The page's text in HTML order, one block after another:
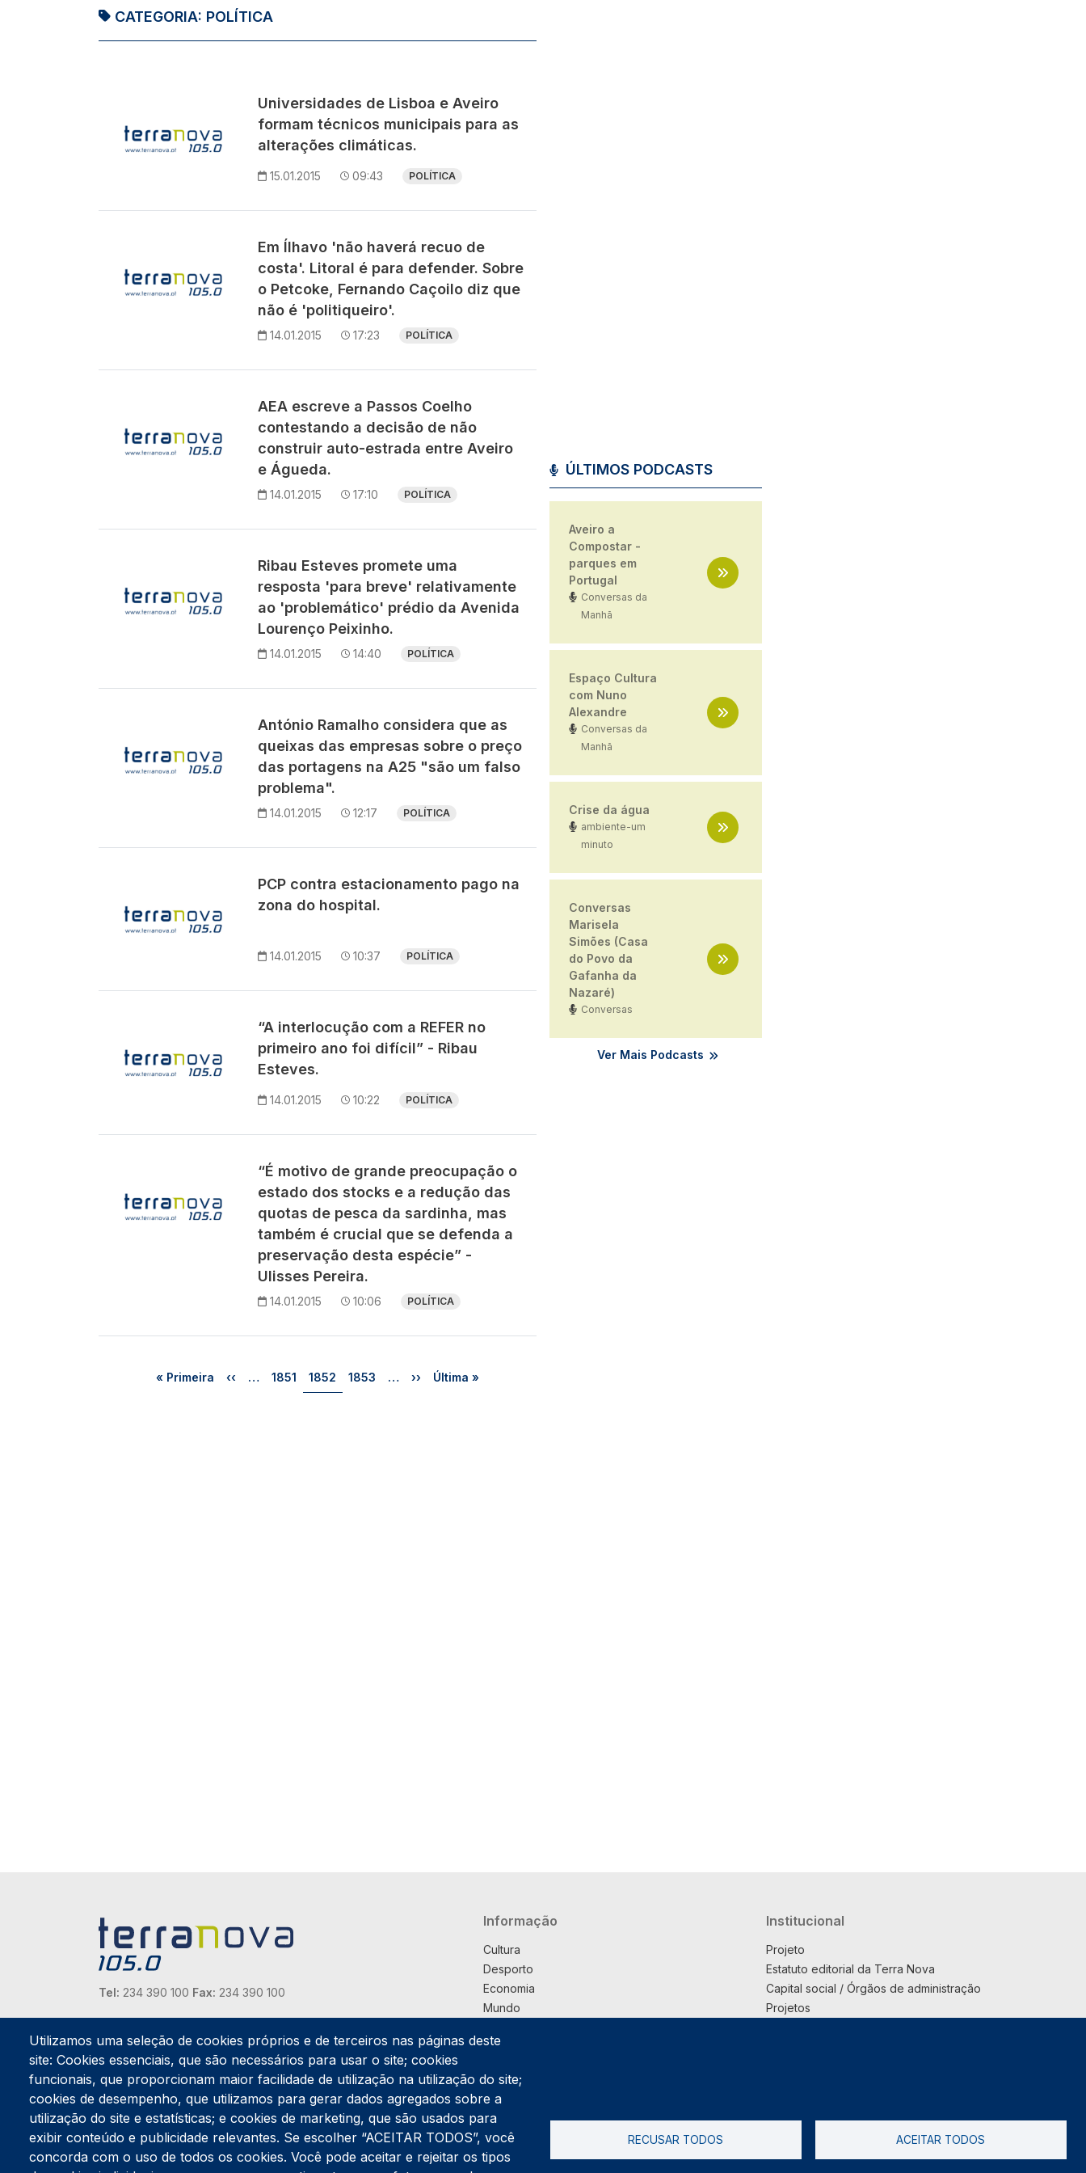
CATEGORIA: POLÍTICA
Universidades de Lisboa e Aveiro
formam técnicos municipais para as
alterações climáticas.
15.01.2015 09:43 POLÍTICA
Em Ílhavo 'não haverá recuo de
costa'. Litoral é para defender. Sobre
o Petcoke, Fernando Caçoilo diz que
não é 'politiqueiro'.
14.01.2015 17:23 POLÍTICA
AEA escreve a Passos Coelho
contestando a decisão de não
construir auto-estrada entre Aveiro
e Águeda.
14.01.2015 17:10 POLÍTICA
Ribau Esteves promete uma
resposta 'para breve' relativamente
ao 'problemático' prédio da Avenida
Lourenço Peixinho.
14.01.2015 14:40 POLÍTICA
António Ramalho considera que as
queixas das empresas sobre o preço
das portagens na A25 "são um falso
problema".
14.01.2015 12:17 POLÍTICA
PCP contra estacionamento pago na
zona do hospital.
14.01.2015 10:37 POLÍTICA
“A interlocução com a REFER no
primeiro ano foi difícil” - Ribau
Esteves.
14.01.2015 10:22 POLÍTICA
“É motivo de grande preocupação o
estado dos stocks e a redução das
quotas de pesca da sardinha, mas
também é crucial que se defenda a
preservação desta espécie” -
Ulisses Pereira.
14.01.2015 10:06 POLÍTICA
Primeira página
« Primeira Página anterior
‹‹ … Página
1851 Página
1852 Página
1853 … Próxima página
›› Última página
Última »
ÚLTIMOS PODCASTS
Aveiro a
Compostar -
parques em
Portugal
Conversas da
Manhã
Espaço Cultura
com Nuno
Alexandre
Conversas da
Manhã
Crise da água
ambiente-um
minuto
Conversas
Marisela
Simões (Casa
do Povo da
Gafanha da
Nazaré)
Conversas
Ver Mais Podcasts
Tel: 234 390 100 Fax: 234 390 100
Endereço Postal
Apartado 42
Rua Gil Eanes 31
3834-908 Gafanha da Nazaré
Estúdios
Rua Prior Guerra
Edifício do Centro Cultural da Gafanha da Nazaré
3830-556 Gafanha da Nazaré
Navegação principal
Informação
Cultura
Desporto
Economia
Mundo
País
Praça
Pub
Saúde
Sociedade
Institucional
Projeto
Estatuto editorial da Terra Nova
Capital social / Órgãos de administração
Projetos
Utilizamos uma seleção de cookies próprios e de terceiros nas páginas deste
site: Cookies essenciais, que são necessários para usar o site; cookies
funcionais, que proporcionam maior facilidade de utilização na utilização do site;
cookies de desempenho, que utilizamos para gerar dados agregados sobre a
utilização do site e estatísticas; e cookies de marketing, que são usados para
exibir conteúdo e publicidade relevantes. Se escolher “ACEITAR TODOS”, você
concorda com o uso de todos os cookies. Você pode aceitar e rejeitar os tipos
RECUSAR TODOS ACEITAR TODOS